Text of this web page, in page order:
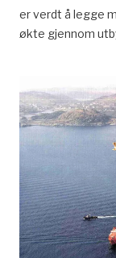
er verdt å legge
økte gjennom